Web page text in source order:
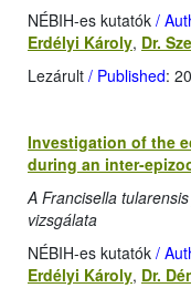
NÉBIH-es kutatók /
Erdélyi Károly, Dr.
Lezárult / Published:
Investigation of the
during an inter-
A Francisella
vizsgálata
NÉBIH-es kutatók /
Erdélyi Károly, Dr.